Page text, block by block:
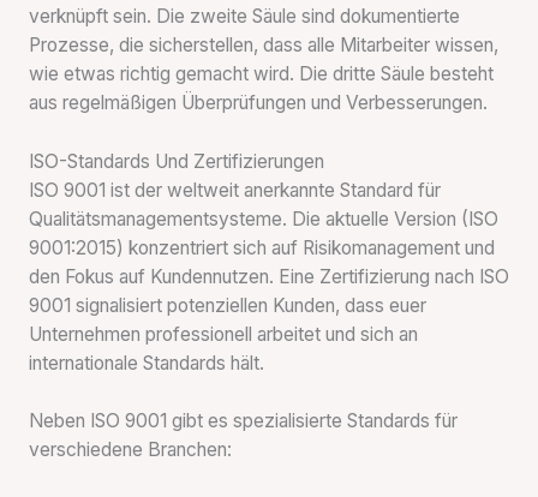
verknüpft sein. Die zweite Säule sind dokumentierte
Prozesse, die sicherstellen, dass alle Mitarbeiter wissen,
wie etwas richtig gemacht wird. Die dritte Säule besteht
aus regelmäßigen Überprüfungen und Verbesserungen.
ISO-Standards Und Zertifizierungen
ISO 9001 ist der weltweit anerkannte Standard für
Qualitätsmanagementsysteme. Die aktuelle Version (ISO
9001:2015) konzentriert sich auf Risikomanagement und
den Fokus auf Kundennutzen. Eine Zertifizierung nach ISO
9001 signalisiert potenziellen Kunden, dass euer
Unternehmen professionell arbeitet und sich an
internationale Standards hält.
Neben ISO 9001 gibt es spezialisierte Standards für
verschiedene Branchen: